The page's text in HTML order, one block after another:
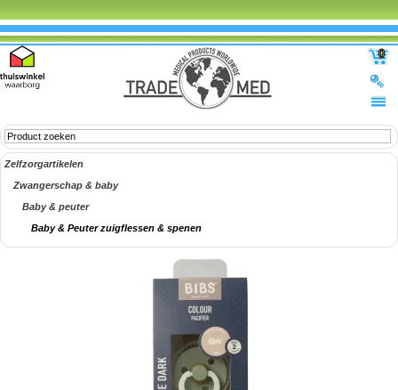
0
Zelfzorgartikelen
Zwangerschap & baby
Baby & peuter
Baby & Peuter zuigflessen & spenen